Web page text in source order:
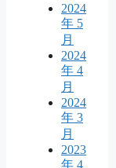
2024
年 5
月
2024
年 4
月
2024
年 3
月
2023
年 4